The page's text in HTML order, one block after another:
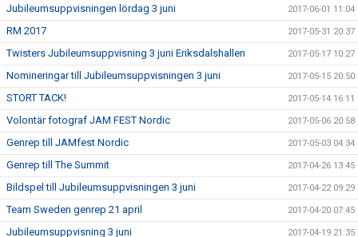
Jubileumsuppvisningen lördag 3 juni 2017-06-01 11:04
RM 2017 2017-05-31 20:37
Twisters Jubileumsuppvisning 3 juni Eriksdalshallen 2017-05-17 10:27
Nomineringar till Jubileumsuppvisningen 3 juni 2017-05-15 20:50
STORT TACK! 2017-05-14 16:11
Volontär fotograf JAM FEST Nordic 2017-05-06 20:58
Genrep till JAMfest Nordic 2017-05-03 04:34
Genrep till The Summit 2017-04-26 13:45
Bildspel till Jubileumsuppvisningen 3 juni 2017-04-22 09:29
Team Sweden genrep 21 april 2017-04-20 07:45
Jubileumsuppvisning 3 juni 2017-04-19 21:35